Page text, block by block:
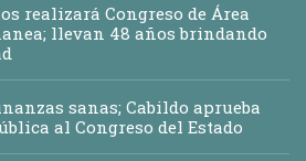
realizará Congreso de Área
llevan 48 años brindando
sanas; Cabildo aprueba
al Congreso del Estado